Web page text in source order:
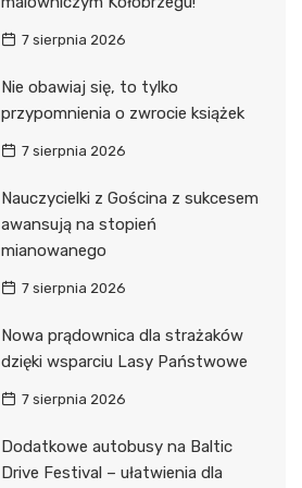
7 sierpnia 2026
Nie obawiaj się, to tylko
przypomnienia o zwrocie książek
7 sierpnia 2026
Nauczycielki z Gościna z sukcesem
awansują na stopień
mianowanego
7 sierpnia 2026
Nowa prądownica dla strażaków
dzięki wsparciu Lasy Państwowe
7 sierpnia 2026
Dodatkowe autobusy na Baltic
Drive Festival – ułatwienia dla